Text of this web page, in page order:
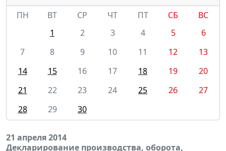
ПН
ВТ СР ЧТ ПТ СБ
ВС
1
2 3 4 5
6
7
8 9 10 11 12
13
14
15 16 17 18 19
20
21
22 23 24 25 26
27
28
29 30
21 апреля 2014
Декларирование производства, оборота,